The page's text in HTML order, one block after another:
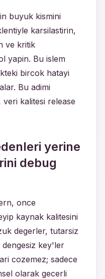
buyuk kismini
karsilastirin,
ve kritik
yapin. Bu islem
bircok hatayi
Bu adimi
kalitesi release
yerine
debug
once
kaynak kalitesini
degerler, tutarsiz
key'ler
cozemez; sadece
olarak gecerli